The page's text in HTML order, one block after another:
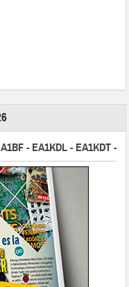
- EA1KDL - EA1KDT -